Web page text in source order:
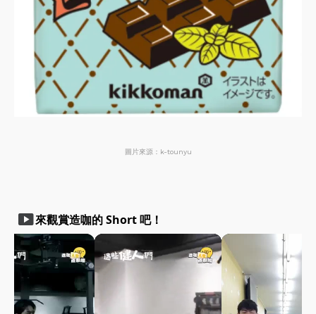
圖片來源：k-tounyu
smart_display來觀賞造咖的 Short 吧！